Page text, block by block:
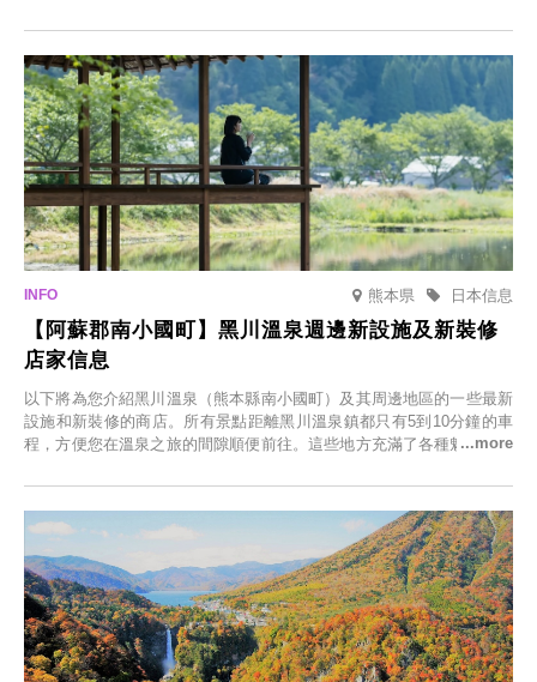
「冬季櫻花燈光秀」。
熊本県 日本信息
【阿蘇郡南小國町】黑川溫泉週邊新設施及新裝修
店家信息
以下將為您介紹黑川溫泉（熊本縣南小國町）及其周邊地區的一些最新
設施和新裝修的商店。所有景點距離黑川溫泉鎮都只有5到10分鐘的車
程，方便您在溫泉之旅的間隙順便前往。這些地方充滿了各種魅力，包
食材的餐廳。讓您體驗黑川溫泉的全新樂趣。